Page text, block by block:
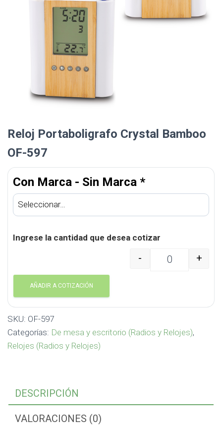
Reloj Portaboligrafo Crystal Bamboo
OF-597
Con Marca - Sin Marca *
Ingrese la cantidad que desea cotizar
Reloj Portaboligrafo
- +
AÑADIR A COTIZACIÓN
SKU: OF-597
Categorías: De mesa y escritorio (Radios y Relojes),
Relojes (Radios y Relojes)
DESCRIPCIÓN
VALORACIONES (0)